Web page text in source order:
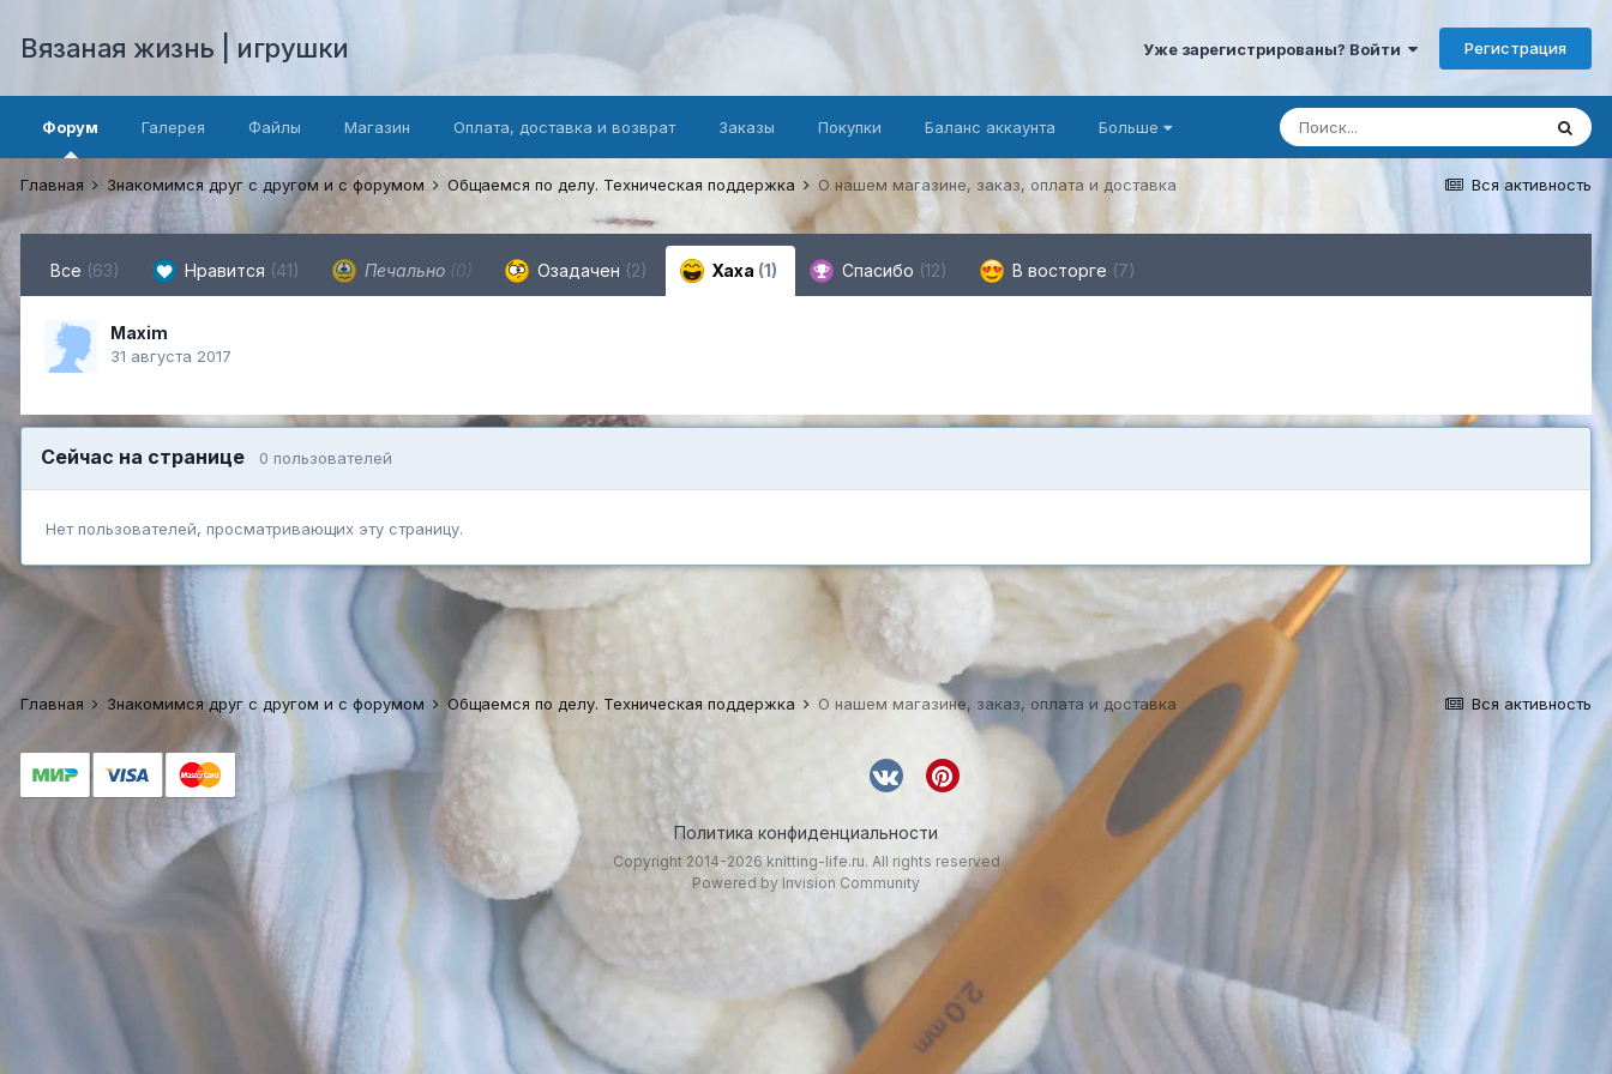
Вязаная жизнь | игрушки Уже зарегистрированы? Войти Регистрация
Форум Галерея Файлы Магазин Оплата, доставка и возврат Заказы Покупки Баланс аккаунта Больше
Вся активность
Главная Знакомимся друг с другом и с форумом Общаемся по делу. Техническая поддержка О нашем магазине, заказ, оплата и доставка
Все (63) Нравится (41) Печально (0) Озадачен (2) Хаха (1) Спасибо (12) В восторге (7)
Maxim
31 августа 2017
Сейчас на странице 0 пользователей
Нет пользователей, просматривающих эту страницу.
Вся активность
Главная Знакомимся друг с другом и с форумом Общаемся по делу. Техническая поддержка О нашем магазине, заказ, оплата и доставка
Политика конфиденциальности
Copyright 2014-2026 knitting-life.ru. All rights reserved
Powered by Invision Community